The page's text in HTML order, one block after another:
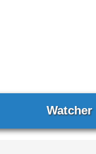
Watcher